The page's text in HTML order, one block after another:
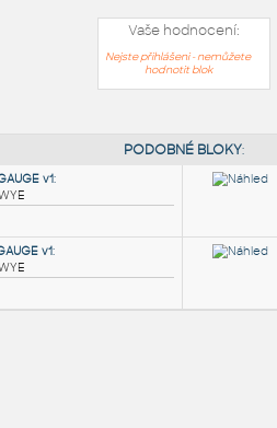
Vaše hodnocení:
Nejste přihlášeni - nemůžete
hodnotit blok